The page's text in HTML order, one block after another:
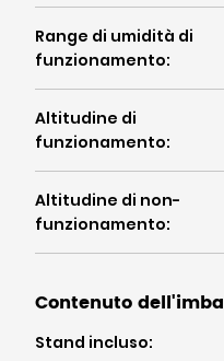
Range di umidità di
funzionamento:
Altitudine di
funzionamento:
Altitudine di non-
funzionamento:
Contenuto
Stand incluso: